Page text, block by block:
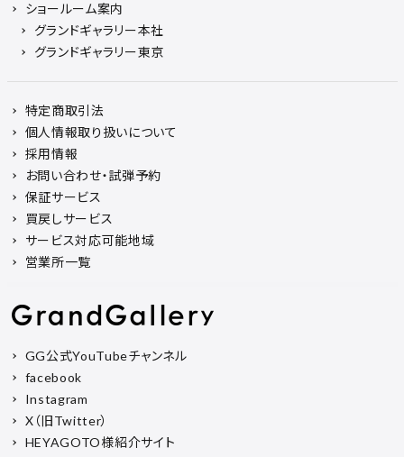
ショールーム案内
グランドギャラリー本社
グランドギャラリー東京
特定商取引法
個人情報取り扱いについて
採用情報
お問い合わせ・試弾予約
保証サービス
買戻しサービス
サービス対応可能地域
営業所一覧
GG公式YouTubeチャンネル
facebook
Instagram
X（旧Twitter）
HEYAGOTO様紹介サイト